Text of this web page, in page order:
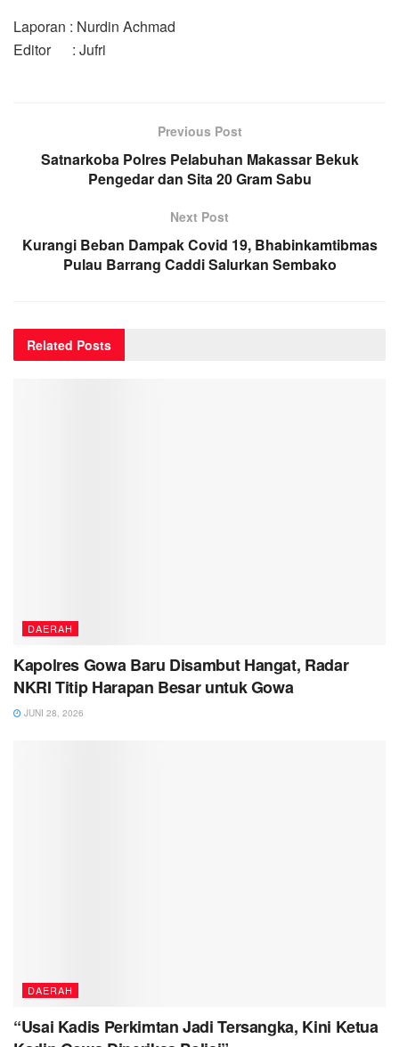
Laporan : Nurdin Achmad
Editor : Jufri
Previous Post
Satnarkoba Polres Pelabuhan Makassar Bekuk
Pengedar dan Sita 20 Gram Sabu
Next Post
Kurangi Beban Dampak Covid 19, Bhabinkamtibmas
Pulau Barrang Caddi Salurkan Sembako
Related Posts
DAERAH
Kapolres Gowa Baru Disambut Hangat, Radar
NKRI Titip Harapan Besar untuk Gowa
JUNI 28, 2026
DAERAH
“Usai Kadis Perkimtan Jadi Tersangka, Kini Ketua